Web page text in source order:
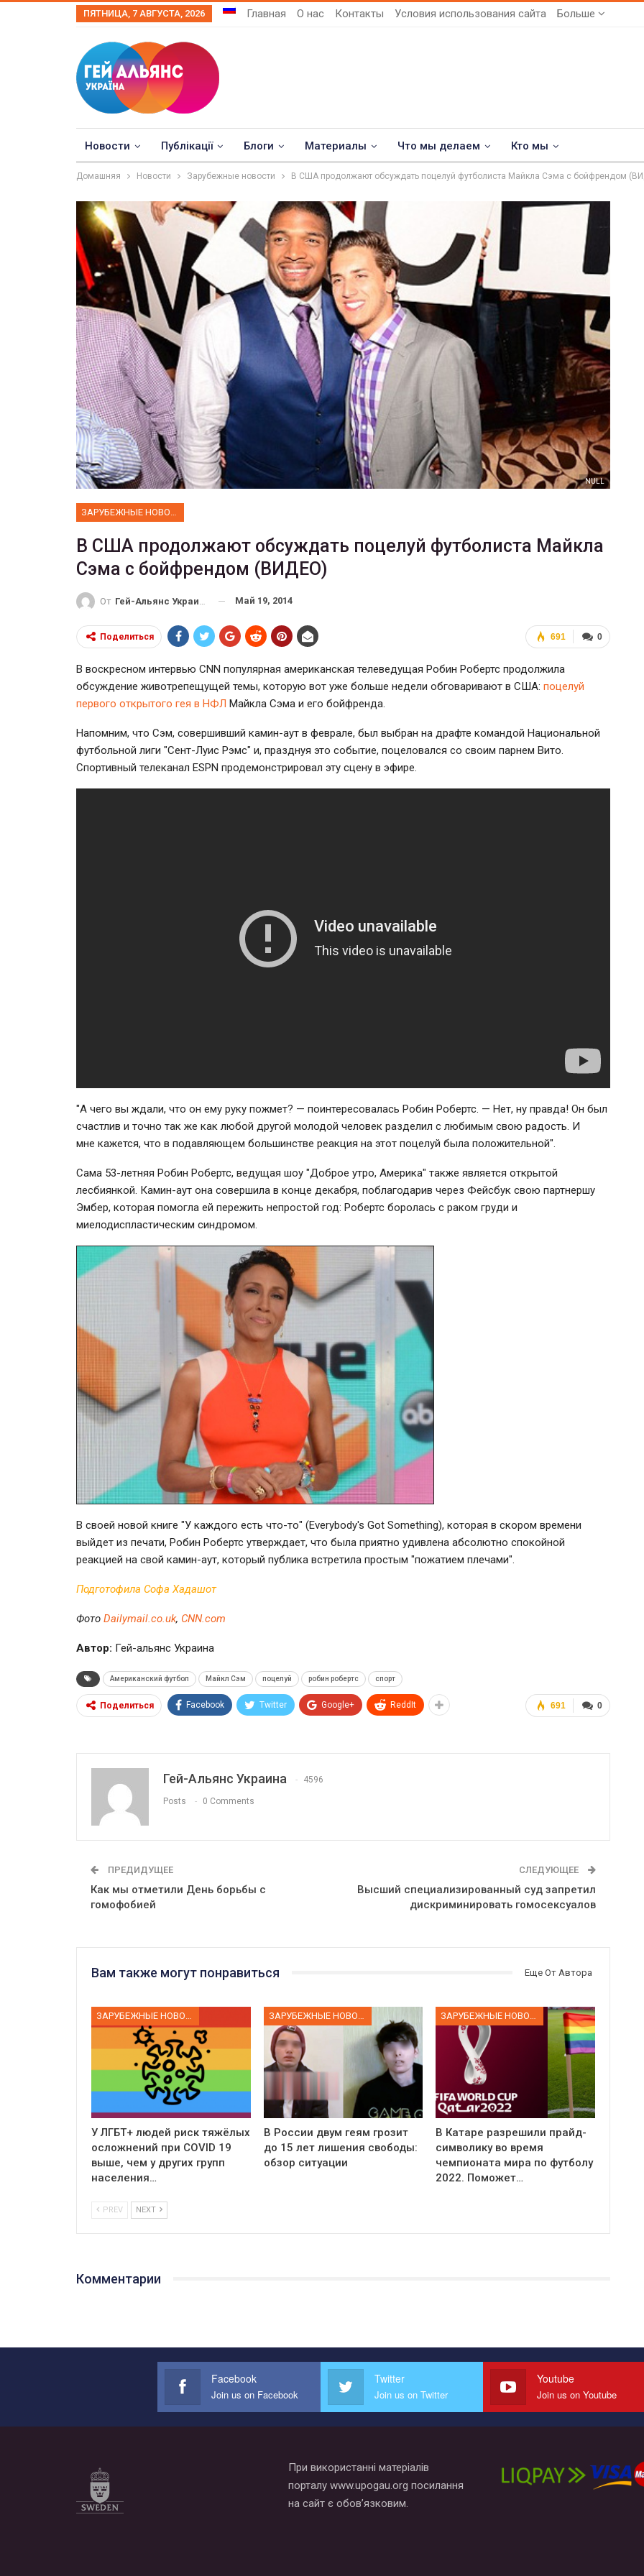
ПЯТНИЦА, 7 АВГУСТА, 2026 Главная О нас Контакты Условия использования сайта Больше
Новости Публікації Блоги Материалы Что мы делаем Кто мы
Домашняя Новости Зарубежные новости В США продолжают обсуждать поцелуй футболиста Майкла Сэма с бойфрендом
NULL
ЗАРУБЕЖНЫЕ НОВОСТИ
В США продолжают обсуждать поцелуй футболиста Майкла
Сэма с бойфрендом (ВИДЕО)
От Гей-Альянс Украина Май 19, 2014
0
691
Поделиться
В воскресном интервью CNN популярная американская телеведущая Робин Робертс продолжила
обсуждение животрепещущей темы, которую вот уже больше недели обговаривают в США: поцелуй
первого открытого гея в НФЛ Майкла Сэма и его бойфренда.
Напомним, что Сэм, совершивший камин-аут в феврале, был выбран на драфте командой Национальной
футбольной лиги "Сент-Луис Рэмс" и, празднуя это событие, поцеловался со своим парнем Вито.
Спортивный телеканал ESPN продемонстрировал эту сцену в эфире.
"А чего вы ждали, что он ему руку пожмет? — поинтересовалась Робин Робертс. — Нет, ну правда! Он был
счастлив и точно так же как любой другой молодой человек разделил с любимым свою радость. И
мне кажется, что в подавляющем большинстве реакция на этот поцелуй была положительной".
Сама 53-летняя Робин Робертс, ведущая шоу "Доброе утро, Америка" также является открытой
лесбиянкой. Камин-аут она совершила в конце декабря, поблагодарив через Фейсбук свою партнершу
Эмбер, которая помогла ей пережить непростой год: Робертс боролась с раком груди и
миелодиспластическим синдромом.
В своей новой книге "У каждого есть что-то" (Everybody's Got Something), которая в скором времени
выйдет из печати, Робин Робертс утверждает, что была приятно удивлена абсолютно спокойной
реакцией на свой камин-аут, который публика встретила простым "пожатием плечами".
Подготофила Софа Хадашот
Фото Dailymail.co.uk, CNN.com
Автор: Гей-альянс Украина
Американский футбол Майкл Сэм поцелуй робин робертс спорт
0
691
Поделиться Facebook Twitter Google+ ReddIt
Гей-Альянс Украина 4596
Posts 0 Comments
ПРЕДИДУЩЕЕ
Как мы отметили День борьбы с
гомофобией
СЛЕДУЮЩЕЕ
Высший специализированный суд запретил
дискриминировать гомосексуалов
Вам также могут понравиться Еще От Автора
У ЛГБТ+ людей риск тяжёлых
осложнений при COVID 19
выше, чем у других групп
населения…
В России двум геям грозит
до 15 лет лишения свободы:
обзор ситуации
В Катаре разрешили прайд-
символику во время
чемпионата мира по футболу
2022. Поможет…
PREV NEXT
Комментарии
ФОТО
Военнослужащие-трансгендеры
ГЕЙ-АЛЬЯНС УКРАИНА 0
ФОТО
В Берлине отпраздновали
легализацию гей-браков
ГЕЙ-АЛЬЯНС УКРАИНА Июл 2, 2017 0
Facebook
Join us on Facebook
Twitter
Join us on Twitter
Youtube
Join us on Youtube
При використанні матеріалів
порталу www.upogau.org посилання
на сайт є обов’язковим.